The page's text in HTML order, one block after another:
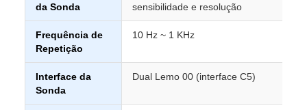
da Sonda
sensibilidade e resolução
Frequência de
Repetição
10 Hz ~ 1 KHz
Interface da
Sonda
Dual Lemo 00 (interface C5)